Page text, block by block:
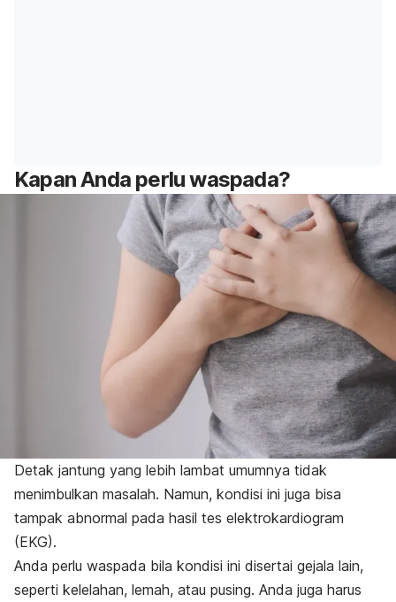
Kapan Anda perlu waspada?
Detak jantung yang lebih lambat umumnya tidak
menimbulkan masalah. Namun, kondisi ini juga bisa
tampak abnormal pada hasil tes elektrokardiogram
(EKG).
Anda perlu waspada bila kondisi ini disertai gejala lain,
seperti kelelahan, lemah, atau pusing. Anda juga harus